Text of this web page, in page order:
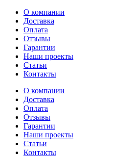
Перейти
содержимому
О компании
Доставка
Оплата
Отзывы
Гарантии
Наши проекты
Статьи
Контакты
О компании
Доставка
Оплата
Отзывы
Гарантии
Наши проекты
Статьи
Контакты